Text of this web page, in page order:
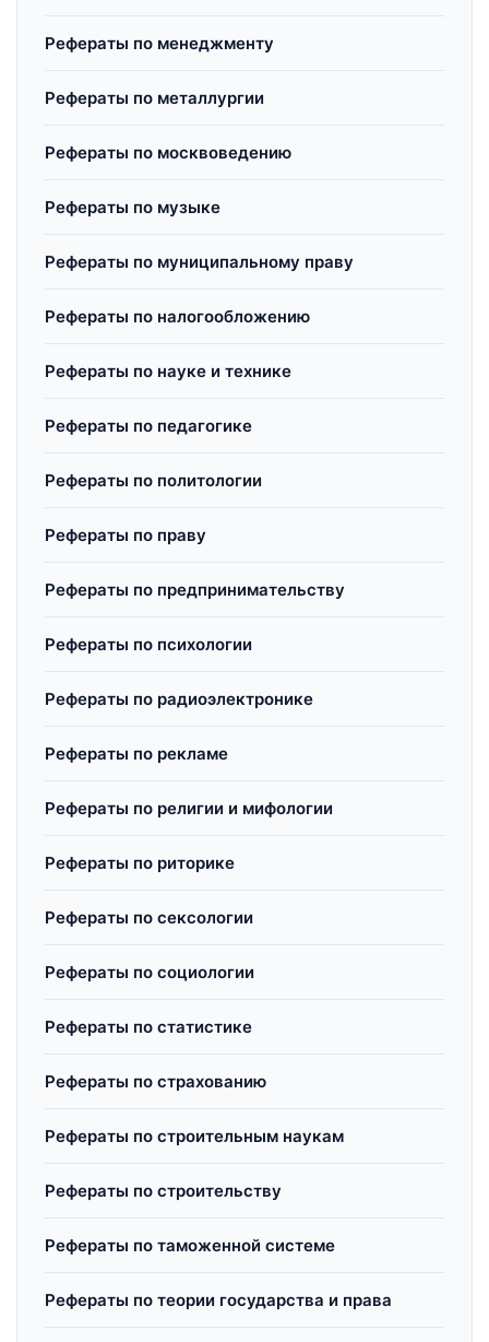
Рефераты по менеджменту
Рефераты по металлургии
Рефераты по москвоведению
Рефераты по музыке
Рефераты по муниципальному праву
Рефераты по налогообложению
Рефераты по науке и технике
Рефераты по педагогике
Рефераты по политологии
Рефераты по праву
Рефераты по предпринимательству
Рефераты по психологии
Рефераты по радиоэлектронике
Рефераты по рекламе
Рефераты по религии и мифологии
Рефераты по риторике
Рефераты по сексологии
Рефераты по социологии
Рефераты по статистике
Рефераты по страхованию
Рефераты по строительным наукам
Рефераты по строительству
Рефераты по таможенной системе
Рефераты по теории государства и права